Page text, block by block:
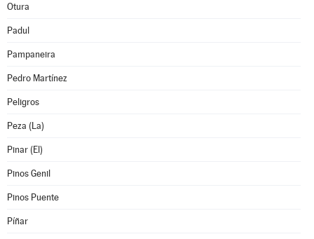
Otura
Padul
Pampaneira
Pedro Martínez
Peligros
Peza (La)
Pinar (El)
Pinos Genil
Pinos Puente
Píñar